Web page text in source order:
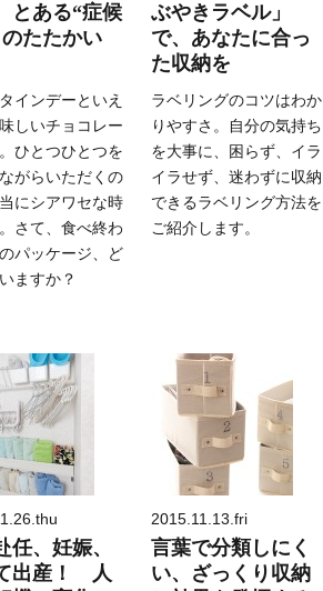
とある“症候
たたかい
インデーといえ
しいチョコレー
ひとつひとつを
がらいただくの
にシアワセな時
さて、食べ終わ
パッケージ、ど
ますか？
ぶやきラベル」
で、あなたに合っ
た収納を
ラベリングのコツはわか
りやすさ。自分の気持ち
を大事に、困らず、イラ
イラせず、迷わずに収納
できるラベリング方法を
ご紹介します。
任、妊娠、
出産！ 人
2015.11.13.fri
言葉で分類しにく
い、ざっくり収納